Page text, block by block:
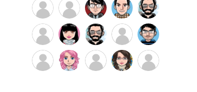
ممدرضا
رضا
کاظمی
زهرا ~ ابتین
سید
محمد
موسوی
مهدی
فرهمند
مهدی
سلطانی
داود
رضیی
طرفدار
میلی
بابی
براون
کیوان
کیانی
سامان
راحمی
امیردلتا امیروو
ملیکا
منتظری
عارفه
داستانپور